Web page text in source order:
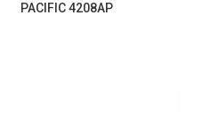
PACIFIC 4208AP